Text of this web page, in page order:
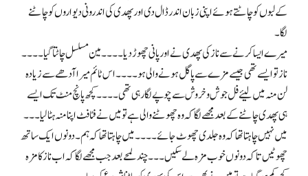
کے لبوں کو چاٹتے ہوئے اپنی زبان اندر ڈال دی اور پھدی کی اندرونی دیواروں کو چاٹنے
لگا۔
میرے ایسا کرنے سے ناز کی پھدی نے اور پانی چھوڑ دیا۔۔۔۔ مین مسلسل چاٹتا گیا۔۔۔۔
ناز تو ایسے تھی جیسے مزے سے پاگل ہونے والی ہو۔۔۔۔ اس ٹائم میرا آدھے سے زیادہ
لن منہ میں لیئے فل جوش و خروش سے چوپے لگا رہی تھی ۔۔۔۔ کچھ پانچ منٹ تک ایسے
ہی پھدی چاٹنے کے بعد مجھے لگا کہ وہ چھوٹنے والی ہے تو میں نے فٹافٹ اپنا منہ ہٹا لیا۔۔۔
میں نہیں چاہتا تھا کہ وہ جلدی چھوٹ جائے۔۔۔۔ میں چاہتا تھا کہ ہم۔ دونوں ایک ساتھ
چھوٹیں تا کہ دونوں خوب مزہ لے سکیں۔۔۔ چند لمحے بعد جب مجھے لگا کہ اب ناز کا مزہ